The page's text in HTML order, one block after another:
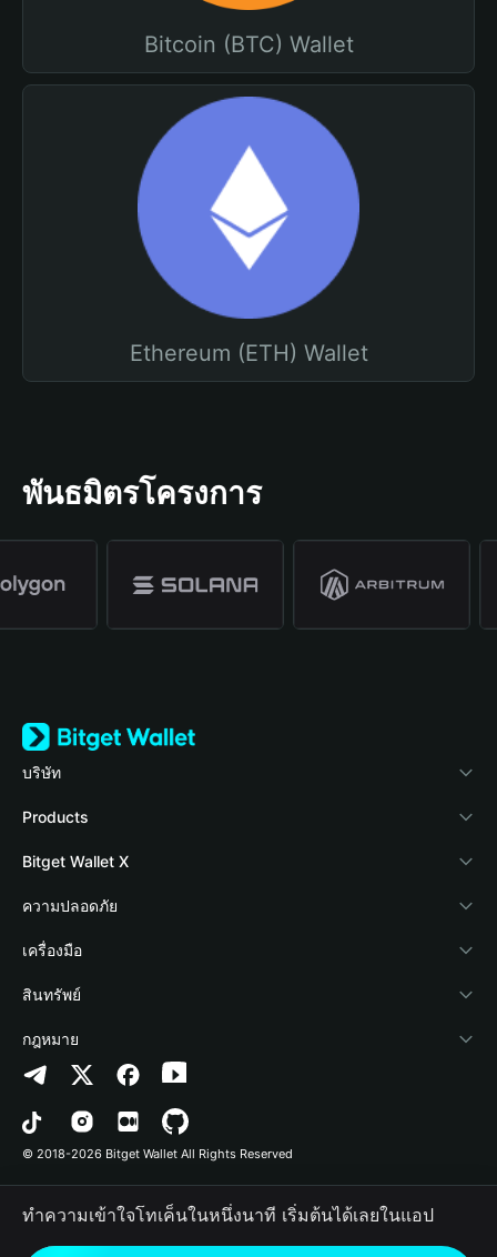
Bitcoin (BTC) Wallet
Ethereum (ETH) Wallet
พันธมิตรโครงการ
บริษัท
เกี่ยวกับ Bitget Wallet
Blog
Academy
ข่าวสารด้านคริปโต
ศูนย์ช่วยเหลือ
ติดต่อเรา
ทรัพยากรข้อมูลของแบรนด์
อาชีพ
Products
Crypto Card
Stablecoin Earn
Payfi Crypto
Crypto Swap API
Altcoin Season Index
Prediction Markets
DApp
RWA
Bitget Wallet X
นักพัฒนา
เชื่อมต่อ Wallet
Bitget Wallet Pay
ลิสต์โปรเจกต์
ความปลอดภัย
Protection Fund
เทคโนโลยีความปลอดภัย
เครื่องมือ
ซื้อคริปโต
การตรวจจับการอนุญาต
การตรวจจับสัญญา
การโอนเป็นชุด
สินทรัพย์
Arbitrum
Avalanche
Bitcoin
Polygon
กฎหมาย
นโยบายความเป็นส่วนตัว
ข้อตกลงในการใช้บริการ
© 2018-2026 Bitget Wallet All Rights Reserved
ทำความเข้าใจโทเค็นในหนึ่งนาที เริ่มต้นได้เลยในแอป